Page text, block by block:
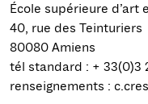
École supérieure d’art
40, rue des Teinturiers
80080 Amiens
tél standard : + 33(0)3
renseignements :